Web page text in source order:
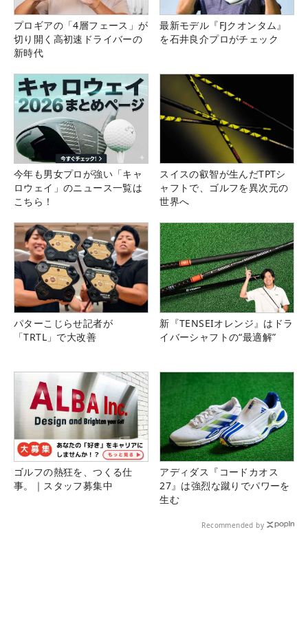
プロギアの「4層フェース」が
切り開く高初速ドライバーの
新時代
最新モデル『FJクオンタム』
を石井良介プロがチェック
今年も男女プロが強い「キャ
ロウェイ」のニュース一覧は
こちら！
スイスの叡智が生んだTPTシ
ャフトで、ゴルフを異次元の
世界へ
パターこじらせ記者が
「TRTL」で大改善
新『TENSEIオレンジ』はドラ
イバーシャフトの“最適解”
ゴルフの熱狂を、つくる仕
事。｜スタッフ募集中
アディダス『コードカオス
27』は強烈な蹴りでパワーを
生む
Recommended by